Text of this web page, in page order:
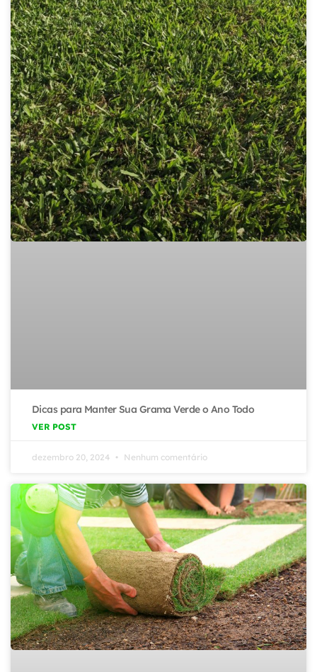
Dicas para Manter Sua Grama Verde o Ano Todo
VER POST
dezembro 20, 2024 Nenhum comentário